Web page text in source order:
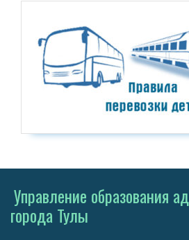
Управление образования
города Тулы